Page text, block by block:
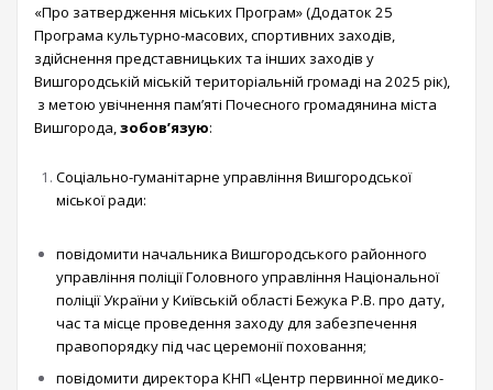
«Про затвердження міських Програм» (Додаток 25
Програма культурно-масових, спортивних заходів,
здійснення представницьких та інших заходів у
Вишгородській міській територіальній громаді на 2025 рік),
з метою увічнення пам’яті Почесного громадянина міста
Вишгорода,зобов’язую:
Соціально-гуманітарне управління Вишгородської
міської ради:
повідомити начальника Вишгородського районного
управління поліції Головного управління Національної
поліції України у Київській області Бежука Р.В. про дату,
час та місце проведення заходу для забезпечення
правопорядку під час церемонії поховання;
повідомити директора КНП «Центр первинної медико-